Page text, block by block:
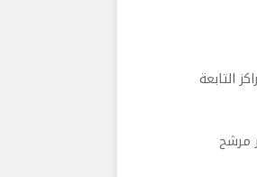
التابعة
مرشح